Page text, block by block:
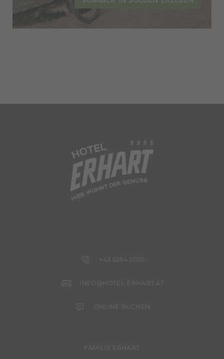
+43 5254 2020
INFO@HOTEL-ERHART.AT
ONLINE BUCHEN
FAMILIE ERHART